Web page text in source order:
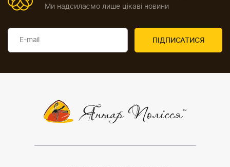
Ми надсилаємо лише цікаві новини